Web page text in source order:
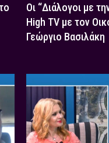
Οι “Διάλογοι με
High TV με τον
Γεώργιο Βασιλάκη